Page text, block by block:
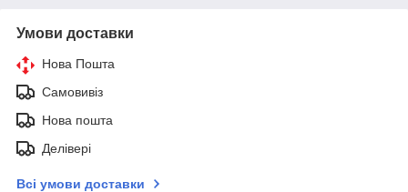
Умови доставки
Нова Пошта
Самовивіз
Нова пошта
Делівері
Всі умови доставки